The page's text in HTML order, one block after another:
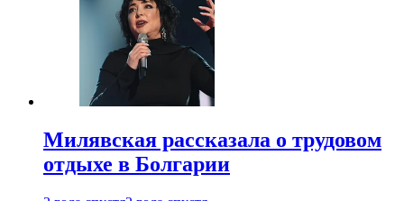
Милявская рассказала о трудовом
отдыхе в Болгарии